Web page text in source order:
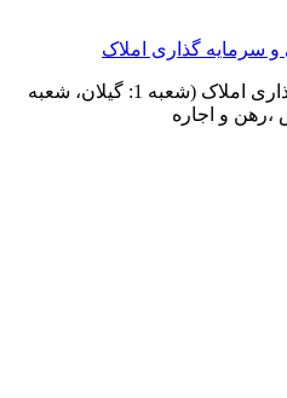
کاسپی لند برند معتبر سرمایه گذاری املاک (شعبه 1: گیلان، شعبه